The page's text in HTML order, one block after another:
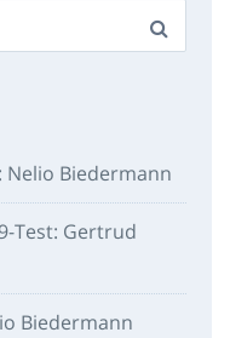
Nelio Biedermann
Test: Gertrud
Biedermann